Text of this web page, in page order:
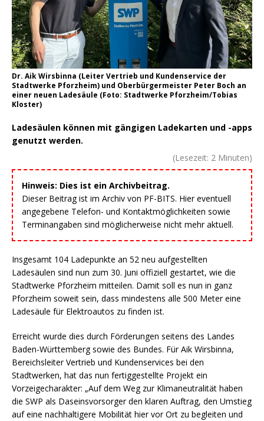
Dr. Aik Wirsbinna (Leiter Vertrieb und Kundenservice der
Stadtwerke Pforzheim) und Oberbürgermeister Peter Boch an
einer neuen Ladesäule (Foto: Stadtwerke Pforzheim/Tobias
Kloster)
Ladesäulen können mit gängigen Ladekarten und -apps
genutzt werden.
(Lesezeit: 2 Minuten)
Hinweis: Dies ist ein Archivbeitrag.
Dieser Beitrag ist im Archiv von PF-BITS. Hier eventuell
angegebene Telefon- und Kontaktmöglichkeiten sowie
Terminangaben sind möglicherweise nicht mehr aktuell.
Insgesamt 104 Ladepunkte an 52 neu aufgestellten
Ladesäulen sind nun zum 30. Juni offiziell gestartet, wie die
Stadtwerke Pforzheim mitteilen. Damit soll es nun in ganz
Pforzheim soweit sein, dass mindestens alle 500 Meter eine
Ladesäule für Elektroautos zu finden ist.
Erreicht wurde dies durch Förderungen seitens des Landes
Baden-Württemberg sowie des Bundes. Für Aik Wirsbinna,
Bereichsleiter Vertrieb und Kundenservices bei den
Stadtwerken, hat das nun fertiggestellte Projekt ein
Vorzeigecharakter: „Auf dem Weg zur Klimaneutralität haben
die SWP als Daseinsvorsorger den klaren Auftrag, den Umstieg
auf eine nachhaltigere Mobilität hier vor Ort zu begleiten und